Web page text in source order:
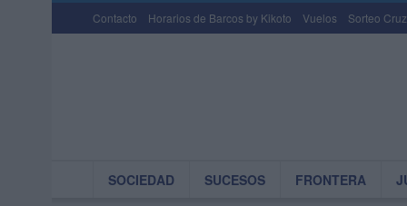
Contacto Horarios de Barcos by Kikoto Vuelos Sorteo
SOCIEDAD SUCESOS FRONTERA